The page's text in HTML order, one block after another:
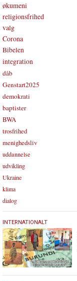
økumeni
religionsfrihed
valg
Corona
Bibelen
integration
dåb
Genstart2025
demokrati
baptister
BWA
trosfrihed
menighedsliv
uddannelse
udvikling
Ukraine
klima
dialog
14.
september
2025
INTERNATIONALT